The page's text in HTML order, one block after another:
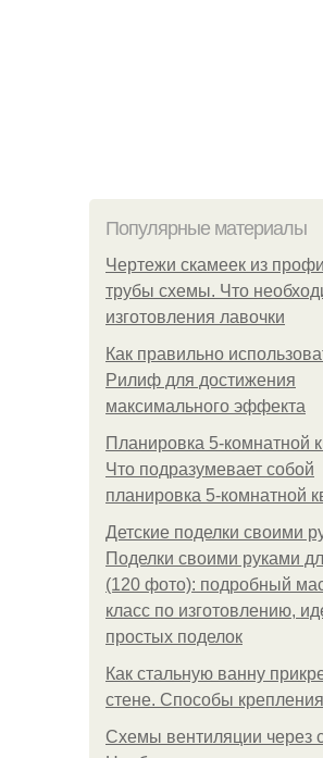
Популярные материалы
Чертежи скамеек из
трубы схемы. Что
изготовления лавочки
Как правильно
Рилиф для достижения
максимального эффекта
Планировка 5-комнатной
Что подразумевает собой
планировка 5-комнатной
Детские поделки своими
Поделки своими руками
(120 фото): подробный
класс по изготовлению,
простых поделок
Как стальную ванну
стене. Способы
Схемы вентиляции через